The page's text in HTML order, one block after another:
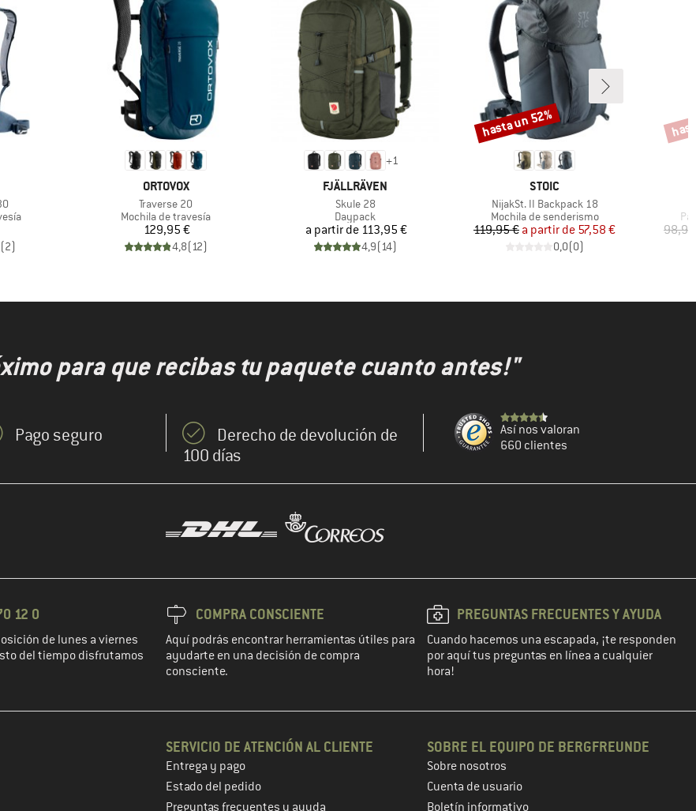
(2)
MARCA
ORTOVOX
Artículo
Traverse 20
Product group
Mochila de travesía
Precio
129,95 €
4,8(12)
+1
MARCA
FJÄLLRÄVEN
Artículo
Skule 28
Product group
Daypack
Precio
a partir de 113,95 €
4,9(14)
MARCA
STOIC
Artículo
NijakSt. II Backpack 18
Product group
Mochila de senderismo
Precio
119,95 € Precio reducido
a partir de 57,58 €
0,0(0)
Descuento
hasta un 52%
para que recibas tu paquete cuanto antes!"
Pago seguro
Derecho de devolución de
100 días
Así nos valoran
660 clientes
12 0
de lunes a viernes
del tiempo disfrutamos
COMPRA CONSCIENTE
Aquí podrás encontrar herramientas útiles para
ayudarte en una decisión de compra
consciente.
PREGUNTAS FRECUENTES Y AYUDA
Cuando hacemos una escapada, ¡te responden
por aquí tus preguntas en línea a cualquier
hora!
en el siguiente paso
SERVICIO DE ATENCIÓN AL CLIENTE
Entrega y pago
Estado del pedido
Preguntas frecuentes y ayuda
SOBRE EL EQUIPO DE BERGFREUNDE
Sobre nosotros
Cuenta de usuario
Boletín informativo